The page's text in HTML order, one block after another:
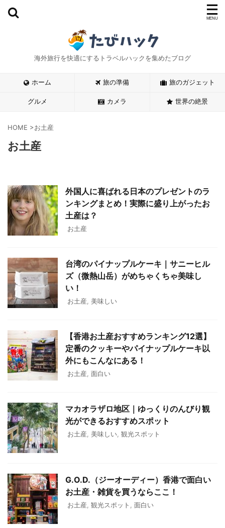
海外旅行を快適にするトラベルハックを集めたブログ
ホーム 旅の準備 旅のガジェット
グルメ カメラ 世界の絶景
HOME >お土産
お土産
外国人に喜ばれる日本のプレゼントのラ
ンキングまとめ！実際に盛り上がったお
土産は？
お土産
台湾のパイナップルケーキ｜サニーヒル
ズ（微熱山岳）がめちゃくちゃ美味し
い！
お土産 美味しい
【香港お土産おすすめランキング12選】
定番のクッキーやパイナップルケーキ以
外にもこんなにある！
お土産 面白い
マカオラザロ地区｜ゆっくりのんびり観
光ができるおすすめスポット
お土産 美味しい 観光スポット
G.O.D.（ジーオーディー）香港で面白い
お土産・雑貨を買うならここ！
お土産 観光スポット 面白い